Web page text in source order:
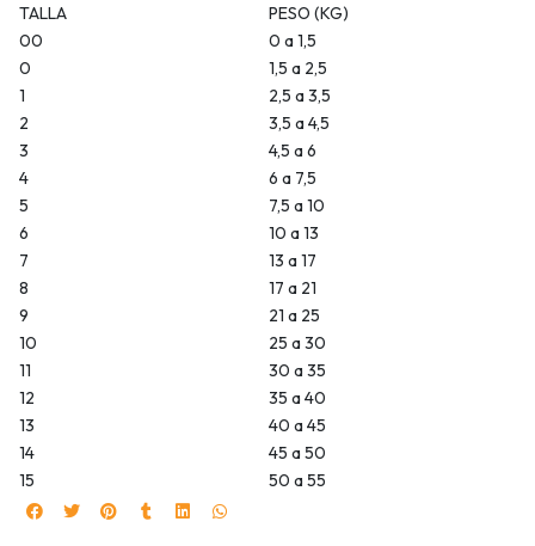
TALLA
PESO (KG)
00
0 a 1,5
0
1,5 a 2,5
1
2,5 a 3,5
2
3,5 a 4,5
3
4,5 a 6
4
6 a 7,5
5
7,5 a 10
6
10 a 13
7
13 a 17
8
17 a 21
9
21 a 25
10
25 a 30
11
30 a 35
12
35 a 40
13
40 a 45
14
45 a 50
15
50 a 55